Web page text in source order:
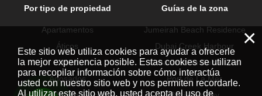
Por tipo de propiedad
Apartamentos
Áticos
Chalets
Adosados
Guías de la zona
Jumeirah Beach Residence
Dubai Creek Harbour
Urbanización Dubai Hills
Port de La Mer
×
Este sitio web utiliza cookies para ayudar a ofrecerle
la mejor experiencia posible. Estas cookies se utilizan
para recopilar información sobre cómo interactúa
usted con nuestro sitio web y nos permiten recordarle.
Al utilizar este sitio web, usted acepta el uso de